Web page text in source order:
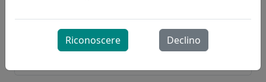
Quali spese sono coperte?
Riconoscere Declino